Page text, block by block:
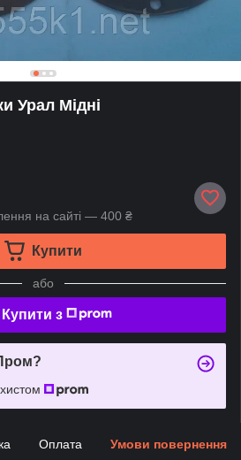
Урал Мідні
на сайті — 400 ₴
Купити
або
Купити з
Оплата Умови повернення